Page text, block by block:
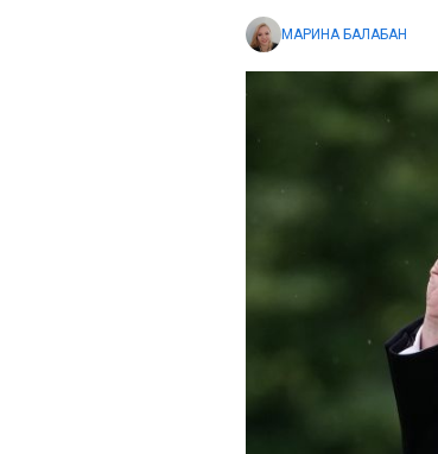
МАРИНА БАЛАБАН